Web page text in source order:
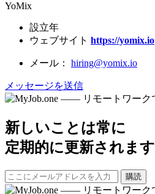
YoMix
設立年
ウェブサイト https://yomix.io
メール： hiring@yomix.io
メッセージを送信
新しいことは常に
定期的に更新されます
購読